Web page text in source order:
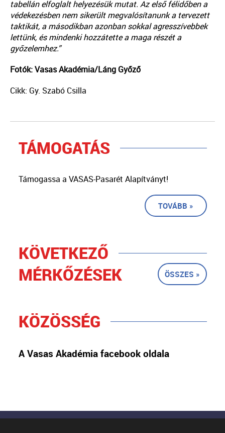
tabellán elfoglalt helyezésük mutat. Az első félidőben a
védekezésben nem sikerült megvalósítanunk a tervezett
taktikát, a másodikban azonban sokkal agresszívebbek
lettünk, és mindenki hozzátette a maga részét a
győzelemhez.”
Fotók: Vasas Akadémia/Láng Győző
Cikk: Gy. Szabó Csilla
TÁMOGATÁS
Támogassa a VASAS-Pasarét Alapítványt!
TOVÁBB »
KÖVETKEZŐ
MÉRKŐZÉSEK
ÖSSZES »
KÖZÖSSÉG
A Vasas Akadémia facebook oldala